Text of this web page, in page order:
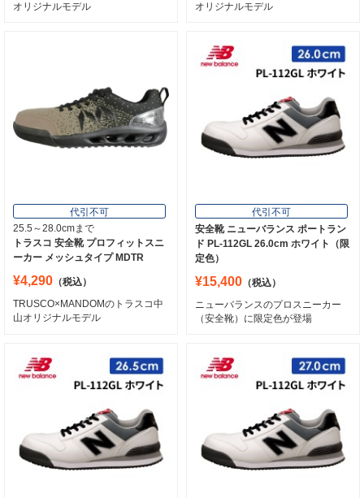
オリジナルモデル
オリジナルモデル
代引不可
25.5～28.0cmまで
トラスコ 安全靴 プロフィットスニ
ーカー メッシュタイプ MDTR
¥4,290 （税込）
TRUSCO×MANDOMのトラスコ中
山オリジナルモデル
代引不可
安全靴 ニューバランス ポートラン
ド PL-112GL 26.0cm ホワイト（限
定色）
¥15,400 （税込）
ニューバランスのプロスニーカー
（安全靴）に限定色が登場